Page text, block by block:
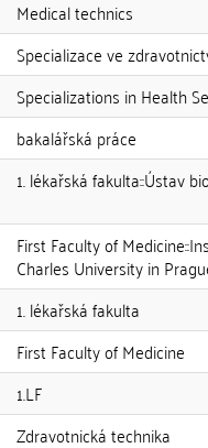
Medical technics
Specializace ve
Specializations in Health
bakalářská práce
1. lékařská fakulta::Ústav
First Faculty of
Charles University in
1. lékařská fakulta
First Faculty of Medicine
1.LF
Zdravotnická technika